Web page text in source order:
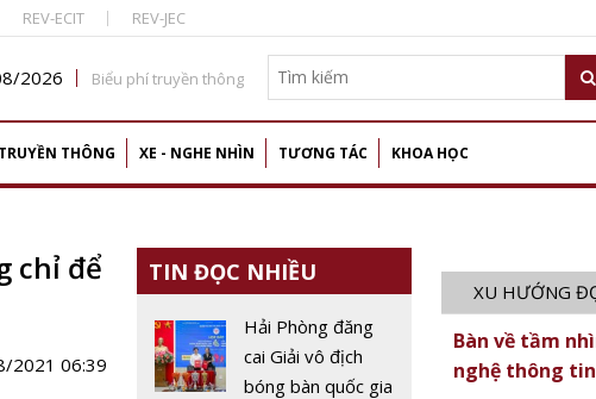
REV-ECIT REV-JEC
2026 Biểu phí truyền thông
TRUYỀN THÔNG XE - NGHE NHÌN TƯƠNG TÁC KHOA HỌC
chỉ để
2021 06:39
TIN ĐỌC NHIỀU
Hải Phòng đăng
cai Giải vô địch
bóng bàn quốc gia
XU HƯỚNG
Bàn về tầm
nghệ thông